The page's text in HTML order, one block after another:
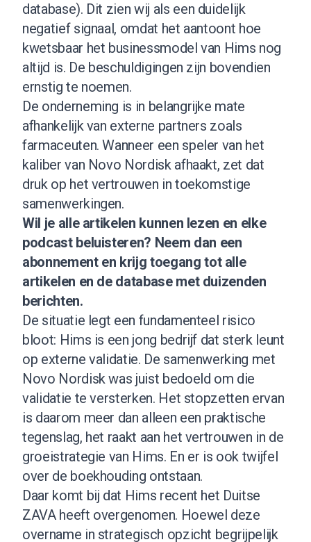
database). Dit zien wij als een duidelijk
negatief signaal, omdat het aantoont hoe
kwetsbaar het businessmodel van Hims nog
altijd is. De beschuldigingen zijn bovendien
ernstig te noemen.
De onderneming is in belangrijke mate
afhankelijk van externe partners zoals
farmaceuten. Wanneer een speler van het
kaliber van Novo Nordisk afhaakt, zet dat
druk op het vertrouwen in toekomstige
samenwerkingen.
Wil je alle artikelen kunnen lezen en elke
podcast beluisteren? Neem dan een
abonnementen krijg toegang tot alle
artikelen en de database met duizenden
berichten.
De situatie legt een fundamenteel risico
bloot: Hims is een jong bedrijf dat sterk leunt
op externe validatie. De samenwerking met
Novo Nordisk was juist bedoeld om die
validatie te versterken. Het stopzetten ervan
is daarom meer dan alleen een praktische
tegenslag, het raakt aan het vertrouwen in de
groeistrategie van Hims. En er is ook twijfel
over de boekhouding ontstaan.
Daar komt bij dat Hims recent het Duitse
ZAVA heeft overgenomen. Hoewel deze
overname in strategisch opzicht begrijpelijk